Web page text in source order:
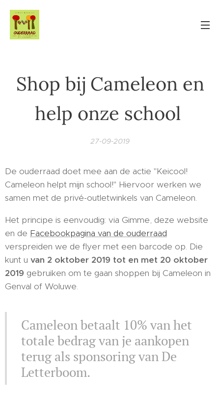
Shop bij Cameleon en
help onze school
27-09-2019
De ouderraad doet mee aan de actie "Keicool!
Cameleon helpt mijn school!" Hiervoor werken we
samen met de privé-outletwinkels van Cameleon.
Het principe is eenvoudig: via Gimme, deze website
en de Facebookpagina van de ouderraad
verspreiden we de flyer met een barcode op. Die
kunt u van 2 oktober 2019 tot en met 20 oktober
2019 gebruiken om te gaan shoppen bij Cameleon in
Genval of Woluwe.
Cameleon betaalt 10% van het
totale bedrag van je aankopen
terug als sponsoring van De
Letterboom.